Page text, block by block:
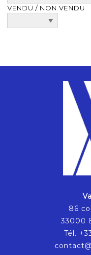
VENDU / NON VENDU
86
33000
Tél.